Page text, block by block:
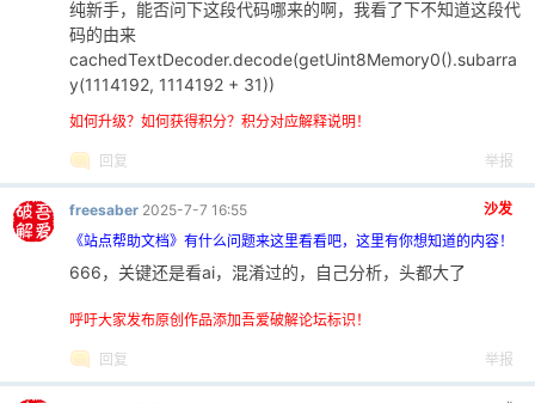
纯新手，能否问下这段代码哪来的啊，我看了下不知道这段代
码的由来
cachedTextDecoder.decode(getUint8Memory0().subarra
y(1114192, 1114192 + 31))
如何升级？如何获得积分？积分对应解释说明！
回复 举报
沙发
freesaber 2025-7-7 16:55
《站点帮助文档》有什么问题来这里看看吧，这里有你想知道的内容！
666，关键还是看ai，混淆过的，自己分析，头都大了
呼吁大家发布原创作品添加吾爱破解论坛标识！
回复 举报